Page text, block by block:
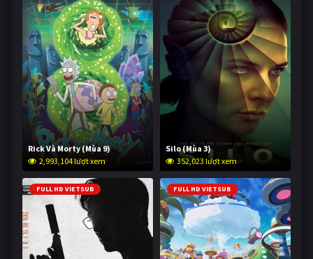
Rick Và Morty (Mùa 9)
2,993,104 lượt xem
Silo (Mùa 3)
352,023 lượt xem
FULL HD VIETSUB FULL HD VIETSUB